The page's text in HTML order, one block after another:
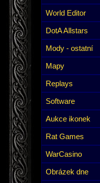
World Editor
DotA Allstars
Mody - ostatní
Mapy
Replays
Software
Aukce ikonek
Rat Games
WarCasino
Obrázek dne